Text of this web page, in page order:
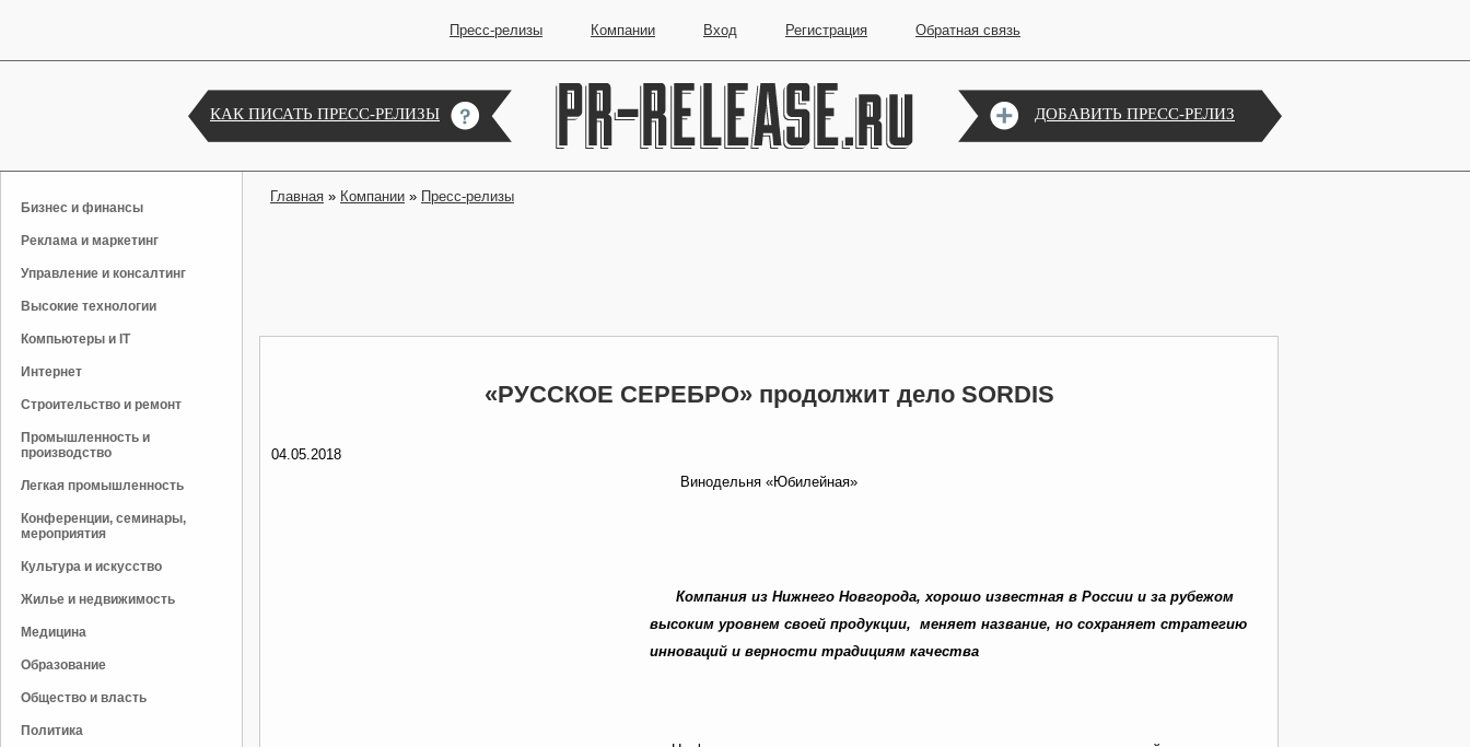
Пресс-релизы Компании Вход Регистрация Обратная связь
КАК ПИСАТЬ ПРЕСС-РЕЛИЗЫ ДОБАВИТЬ ПРЕСС-РЕЛИЗ
Бизнес и финансы
Реклама и маркетинг
Управление и консалтинг
Высокие технологии
Компьютеры и IT
Интернет
Строительство и ремонт
Промышленность и
производство
Легкая промышленность
Конференции, семинары,
мероприятия
Культура и искусство
Жилье и недвижимость
Медицина
Образование
Общество и власть
Политика
Главная » Компании » Пресс-релизы
«РУССКОЕ СЕРЕБРО» продолжит дело SORDIS
04.05.2018
Винодельня «Юбилейная»
Компания из Нижнего Новгорода, хорошо известная в России и за рубежом
высоким уровнем своей продукции, меняет название, но сохраняет стратегию
инноваций и верности традициям качества